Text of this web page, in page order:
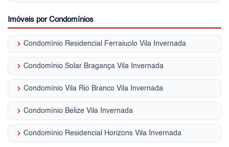
Imóveis por Condomínios
keyboard_arrow_right Condomínio Residencial Ferraiuolo Vila Invernada
keyboard_arrow_right Condomínio Solar Bragança Vila Invernada
keyboard_arrow_right Condomínio Vila Rio Branco Vila Invernada
keyboard_arrow_right Condomínio Belize Vila Invernada
keyboard_arrow_right Condomínio Residencial Horizons Vila Invernada